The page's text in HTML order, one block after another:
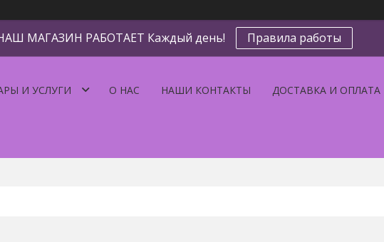
МАГАЗИН РАБОТАЕТ Каждый день! Правила работы
И УСЛУГИ О НАС НАШИ КОНТАКТЫ ДОСТАВКА И ОПЛАТА